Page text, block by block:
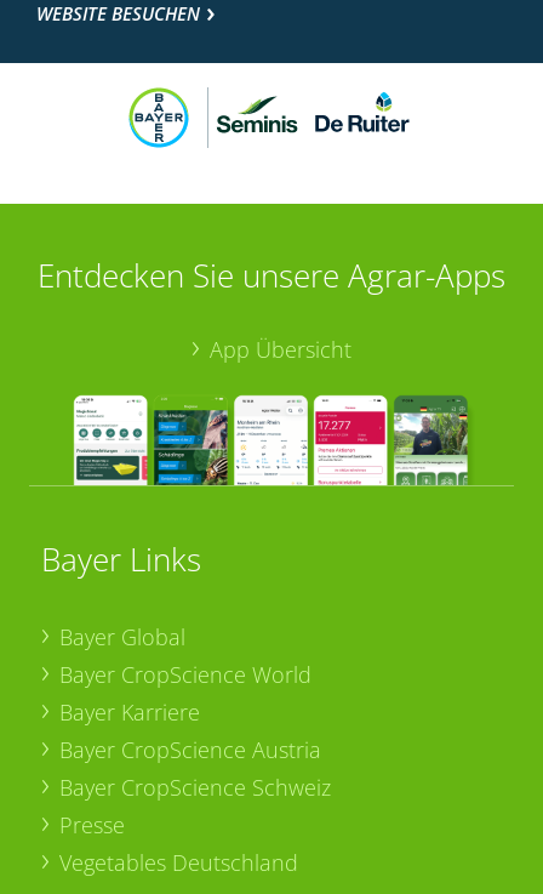
WEBSITE BESUCHEN
Entdecken Sie unsere Agrar-Apps
App Übersicht
Bayer Links
Bayer Global
Bayer CropScience World
Bayer Karriere
Bayer CropScience Austria
Bayer CropScience Schweiz
Presse
Vegetables Deutschland